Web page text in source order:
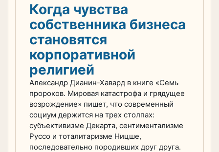
Когда чувства
собственника бизнеса
становятся
корпоративной
религией
Александр Дианин-Хавард в книге «Семь
пророков. Мировая катастрофа и грядущее
возрождение» пишет, что современный
социум держится на трех столпах:
субъективизме Декарта, сентиментализме
Руссо и тоталитаризме Ницше,
последовательно породивших друг друга.